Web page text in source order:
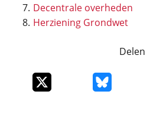
Decentrale overheden
Herziening Grondwet
Delen
Deel dit item op XDeel dit item